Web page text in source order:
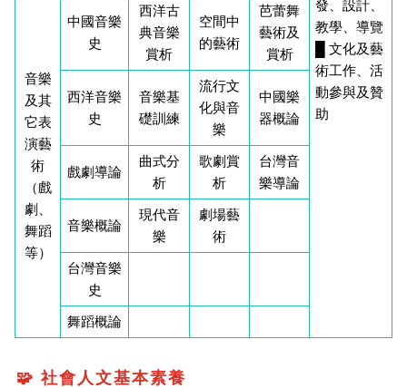
發、設計、
教學、導覽
█ 文化及藝
術工作、活
動參與及贊
助
音樂
及其
它表
演藝
術
（戲
劇、
舞蹈
等）
中國音樂
史
西洋古
典音樂
賞析
空間中
的藝術
芭蕾舞
藝術及
賞析
西洋音樂
史
音樂基
礎訓練
流行文
化與音
樂
中國樂
器概論
戲劇導論
曲式分
析
歌劇賞
析
台灣音
樂導論
音樂概論
現代音
樂
劇場藝
術
台灣音樂
史
舞蹈概論
🧩 社會人文基本素養